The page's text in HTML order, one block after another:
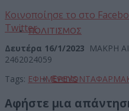
ΠΟΛΙΤΙΣΜΟΣ
Events
Κοινοποίησε το στο
Twitter
Δευτέρα 16/1/2023 ΜΑΚΡΗ
2462024059
Tags: ΕΦΗΜΕΡΕΥΟΝΤΑ
Αφήστε μια